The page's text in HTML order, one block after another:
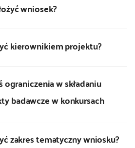
wniosek?
kierownikiem projektu?
ograniczenia w składaniu
badawcze w konkursach
zakres tematyczny wniosku?